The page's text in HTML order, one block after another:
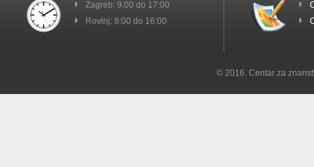
Zagreb: 9:00 do 17:00
Rovinj: 8:00 do 16:00
© 2016. Centar za